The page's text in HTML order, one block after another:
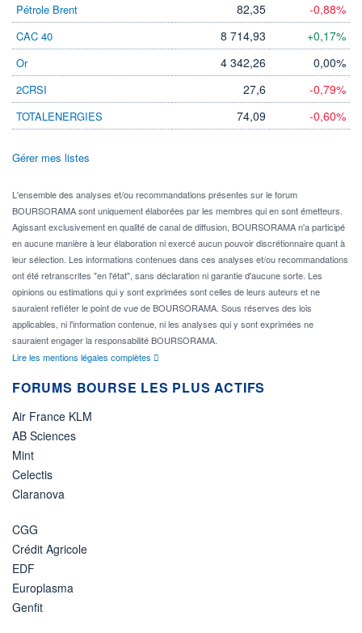
Pétrole Brent 82,35 -0,88%
CAC 40 8 714,93 +0,17%
Or 4 342,26 0,00%
2CRSI 27,6 -0,79%
TOTALENERGIES 74,09 -0,60%
Gérer mes listes
L'ensemble des analyses et/ou recommandations présentes sur le forum
BOURSORAMA sont uniquement élaborées par les membres qui en sont émetteurs.
Agissant exclusivement en qualité de canal de diffusion, BOURSORAMA n'a participé
en aucune manière à leur élaboration ni exercé aucun pouvoir discrétionnaire quant à
leur sélection. Les informations contenues dans ces analyses et/ou recommandations
ont été retranscrites "en l'état", sans déclaration ni garantie d'aucune sorte. Les
opinions ou estimations qui y sont exprimées sont celles de leurs auteurs et ne
sauraient refléter le point de vue de BOURSORAMA. Sous réserves des lois
applicables, ni l'information contenue, ni les analyses qui y sont exprimées ne
sauraient engager la responsabilité BOURSORAMA.
Lire les mentions légales complètes
FORUMS BOURSE LES PLUS ACTIFS
Air France KLM
AB Sciences
Mint
Celectis
Claranova
CGG
Crédit Agricole
EDF
Europlasma
Genfit